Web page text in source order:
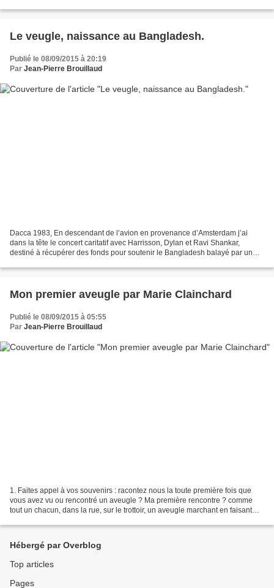
Le veugle, naissance au Bangladesh.
Publié le 08/09/2015 à 20:19
Par Jean-Pierre Brouillaud
Dacca 1983, En descendant de l’avion en provenance d’Amsterdam j’ai
dans la tête le concert caritatif avec Harrisson, Dylan et Ravi Shankar,
destiné à récupérer des fonds pour soutenir le Bangladesh balayé par un
Mon premier aveugle par Marie Clainchard
Publié le 08/09/2015 à 05:55
Par Jean-Pierre Brouillaud
1. Faites appel à vos souvenirs : racontez nous la toute première fois que
vous avez vu ou rencontré un aveugle ? Ma première rencontre ? comme
tout un chacun, dans la rue, sur le trottoir, un aveugle marchant en faisant
Hébergé par Overblog
Top articles
Pages